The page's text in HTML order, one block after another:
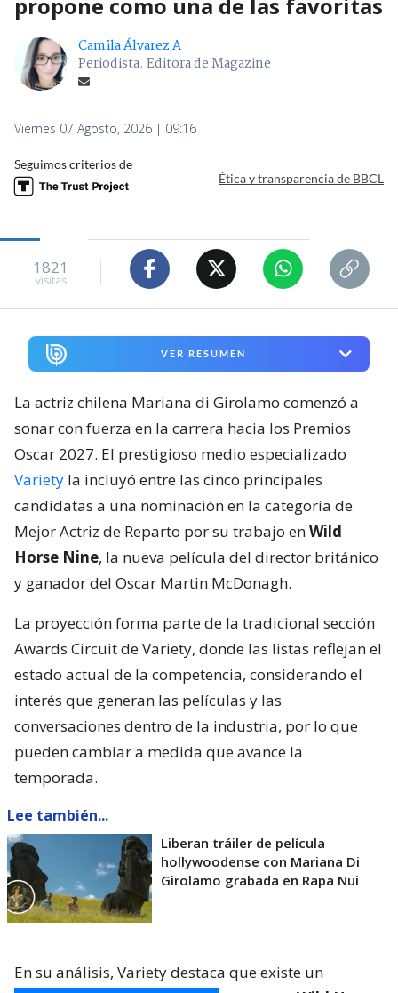
Camila Álvarez A
Periodista. Editora de Magazine
Viernes 07 Agosto, 2026 | 09:16
Seguimos criterios de
Ética y transparencia de BBCL
1821
visitas
VER RESUMEN
La actriz chilena Mariana di Girolamo comenzó a
sonar con fuerza en la carrera hacia los Premios
Oscar 2027. El prestigioso medio especializado
Variety la incluyó entre las cinco principales
candidatas a una nominación en la categoría de
Mejor Actriz de Reparto por su trabajo enWild
Horse Nine, la nueva película del director británico
y ganador del Oscar Martin McDonagh.
La proyección forma parte de la tradicional sección
Awards Circuit de Variety, donde las listas reflejan el
estado actual de la competencia, considerando el
interés que generan las películas y las
conversaciones dentro de la industria, por lo que
pueden cambiar a medida que avance la
temporada.
Lee también...
Liberan tráiler de película
hollywoodense con Mariana Di
Girolamo grabada en Rapa Nui
En su análisis, Variety destaca que existe un